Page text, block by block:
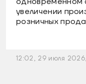
увеличении
розничных
12:02, 29 июля